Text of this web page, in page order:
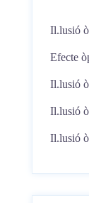
Il.lusió
Efecte
Il.lusió
Il.lusió
Il.lusió